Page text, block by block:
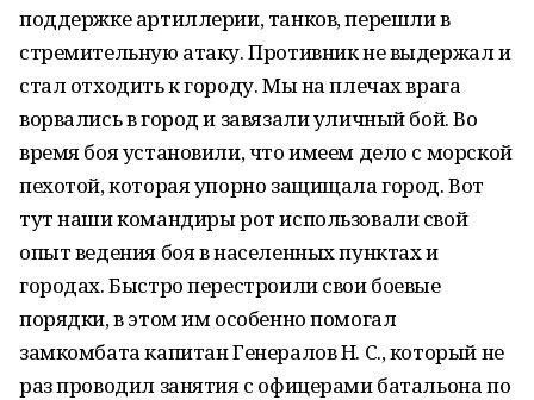
поддержке артиллерии, танков, перешли в
стремительную атаку. Противник не выдержал и
стал отходить к городу. Мы на плечах врага
ворвались в город и завязали уличный бой. Во
время боя установили, что имеем дело с морской
пехотой, которая упорно защищала город. Вот
тут наши командиры рот использовали свой
опыт ведения боя в населенных пунктах и
городах. Быстро перестроили свои боевые
порядки, в этом им особенно помогал
замкомбата капитан Генералов Н. С., который не
раз проводил занятия с офицерами батальона по